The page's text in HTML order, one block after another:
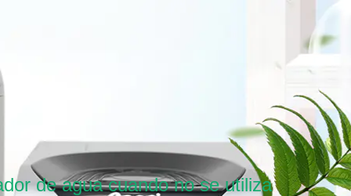
de agua cuando no se utiliza